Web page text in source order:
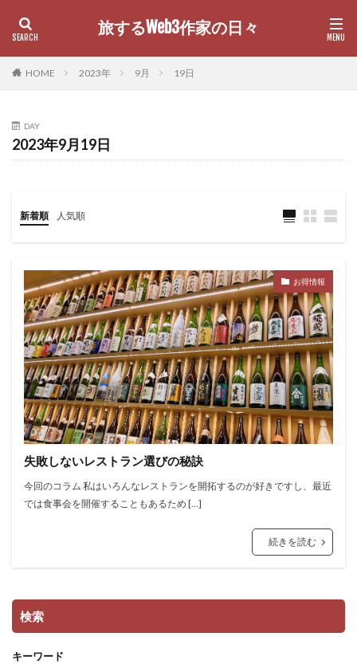
旅するWeb3作家の日々
HOME 2023年 9月 19日
DAY
2023年9月19日
新着順 人気順
お得情報
失敗しないレストラン選びの秘訣
今回のコラム 私はいろんなレストランを開拓するのが好きですし、最近
では食事会を開催することもあるため […]
続きを読む
検索
キーワード